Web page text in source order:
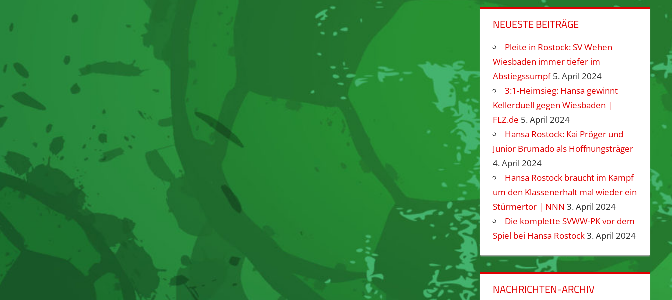
NEUESTE BEITRÄGE
Pleite in Rostock: SV Wehen
Wiesbaden immer tiefer im
Abstiegssumpf 5. April 2024
3:1-Heimsieg: Hansa gewinnt
Kellerduell gegen Wiesbaden |
FLZ.de 5. April 2024
Hansa Rostock: Kai Pröger und
Junior Brumado als Hoffnungsträger
4. April 2024
Hansa Rostock braucht im Kampf
um den Klassenerhalt mal wieder ein
Stürmertor | NNN 3. April 2024
Die komplette SVWW-PK vor dem
Spiel bei Hansa Rostock3. April 2024
NACHRICHTEN-ARCHIV